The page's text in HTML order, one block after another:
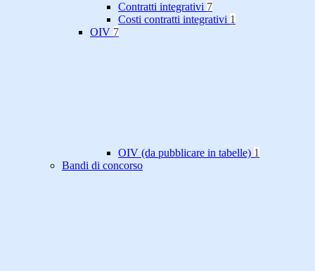
Contratti integrativi 7
Costi contratti integrativi 1
OIV 7
OIV (da pubblicare in tabelle) 1
Bandi di concorso